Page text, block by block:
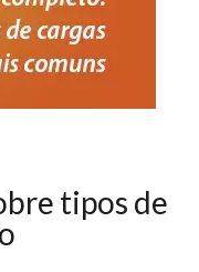
tipos de